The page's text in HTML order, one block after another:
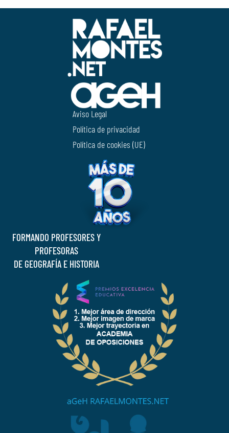
Aviso Legal
Política de privacidad
Política de cookies (UE)
FORMANDO PROFESORES Y
PROFESORAS
DE GEOGRAFÍA E HISTORIA